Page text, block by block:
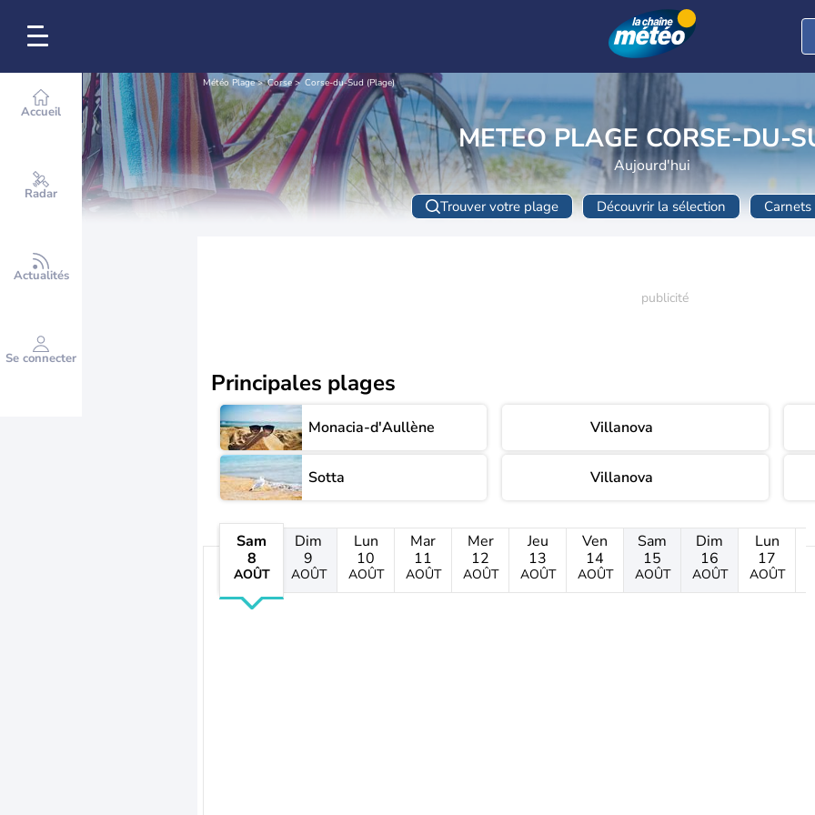
Accueil
Radar
Actualités
Se connecter
Météo Plage Corse Corse-du-Sud (Plage)
METEO PLAGE CORSE-
Aujourd'hui
Trouver votre plage Découvrir la sélection
Principales plages
Monacia-d'Aullène
Sotta
Villanova
Villanova
Sam
8
AOÛT
Dim
9
AOÛT
Lun
10
AOÛT
Mar
11
AOÛT
Mer
12
AOÛT
Jeu
13
AOÛT
Ven
14
AOÛT
Sam
15
AOÛT
Dim
16
AOÛT
Lun
17
AOÛT